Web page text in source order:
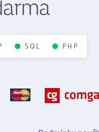
SQL PHP